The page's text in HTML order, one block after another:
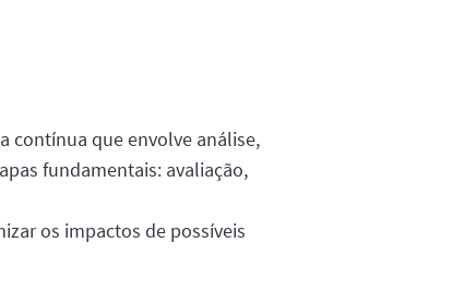
contínua que envolve análise,
fundamentais: avaliação,
os impactos de possíveis